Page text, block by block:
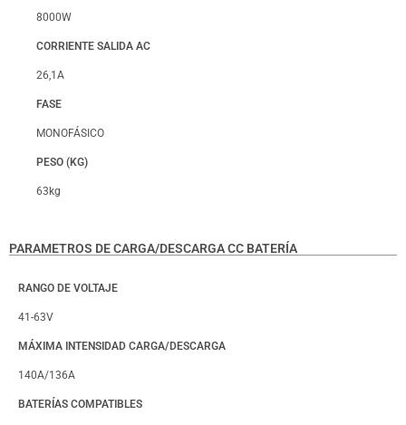
8000W
CORRIENTE SALIDA AC
26,1A
FASE
MONOFÁSICO
PESO (KG)
63kg
PARAMETROS DE CARGA/DESCARGA CC BATERÍA
RANGO DE VOLTAJE
41-63V
MÁXIMA INTENSIDAD CARGA/DESCARGA
140A/136A
BATERÍAS COMPATIBLES